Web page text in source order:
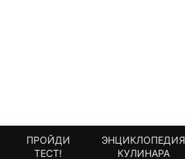
ПРОЙДИ
ТЕСТ!
ЭНЦИКЛОПЕДИЯ
КУЛИНАРА